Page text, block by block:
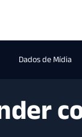
Dados de Mídia